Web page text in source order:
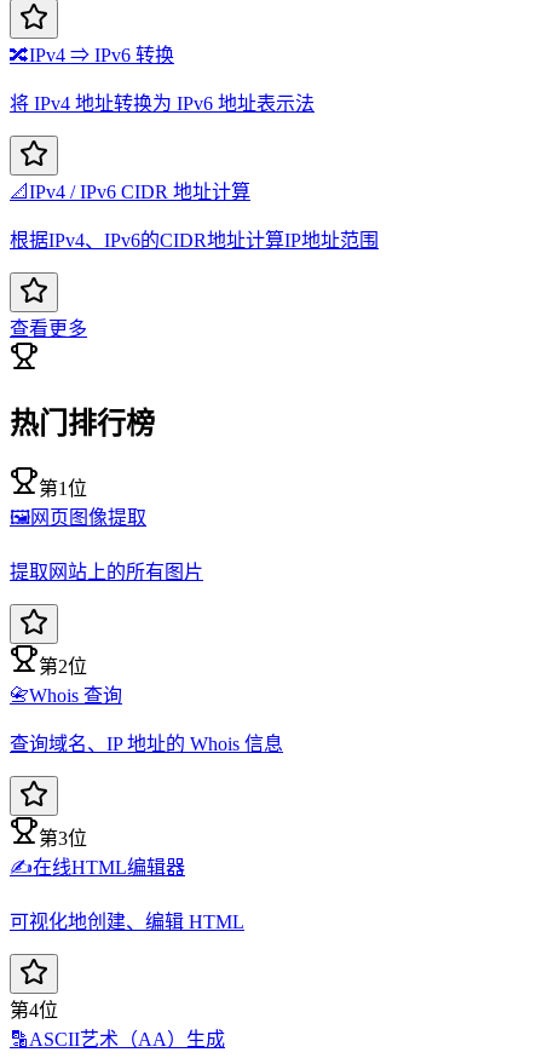
🔀IPv4 ⇒ IPv6 转换
将 IPv4 地址转换为 IPv6 地址表示法
📐IPv4 / IPv6 CIDR 地址计算
根据IPv4、IPv6的CIDR地址计算IP地址范围
查看更多
热门排行榜
第1位
🖼️网页图像提取
提取网站上的所有图片
第2位
📇Whois 查询
查询域名、IP 地址的 Whois 信息
第3位
✍️在线HTML编辑器
可视化地创建、编辑 HTML
第4位
🔡ASCII艺术（AA）生成